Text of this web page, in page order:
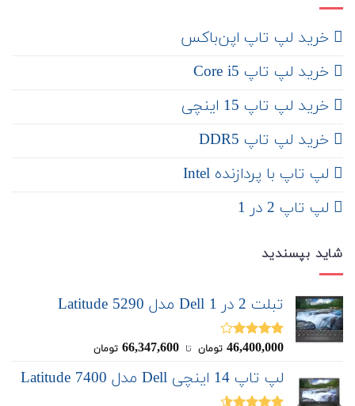
‌ خرید لپ تاپ اپن‌باکس
خرید لپ تاپ Core i5
‌‌ خرید لپ تاپ 15 اینچی
خرید لپ تاپ DDR5
لپ تاپ با پردازنده Intel
لپ تاپ 2 در 1
شاید بپسندید
تبلت 2 در 1 Dell مدل Latitude 5290
نمره
46,400,000 تومان ‌ تا ‌ 66,347,600 تومان
لپ تاپ 14 اینچی Dell مدل Latitude 7400